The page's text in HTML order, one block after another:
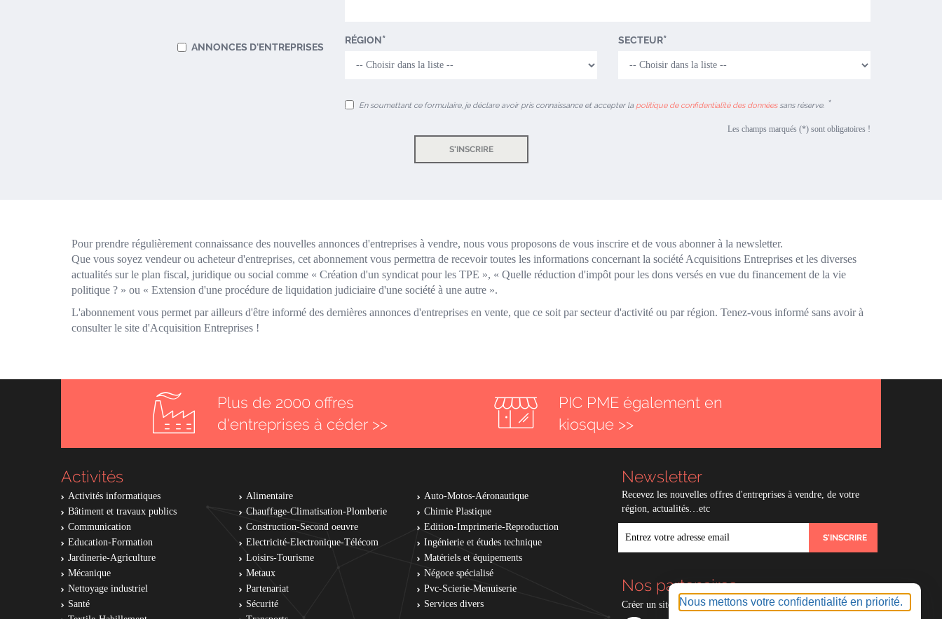
ANNONCES D'ENTREPRISES
RÉGION SECTEUR
En soumettant ce formulaire, je déclare avoir pris connaissance et accepter la politique de confidentialité des donnéessans réserve.
Les champs marqués (*) sont obligatoires !
S'INSCRIRE
Pour prendre régulièrement connaissance des nouvelles annonces d'entreprises à vendre, nous vous proposons de vous inscrire et de vous abonner à la newsletter.
Que vous soyez vendeur ou acheteur d'entreprises, cet abonnement vous permettra de recevoir toutes les informations concernant la société Acquisitions Entreprises et les diverses
actualités sur le plan fiscal, juridique ou social comme « Création d'un syndicat pour les TPE », « Quelle réduction d'impôt pour les dons versés en vue du financement de la vie
politique ? » ou « Extension d'une procédure de liquidation judiciaire d'une société à une autre ».
L'abonnement vous permet par ailleurs d'être informé des dernières annonces d'entreprises en vente, que ce soit par secteur d'activité ou par région. Tenez-vous informé sans avoir à
consulter le site d'Acquisition Entreprises !
Plus de 2000 offres
d'entreprises à céder >>
PIC PME également en
kiosque >>
Activités
Activités informatiques Alimentaire
Auto-Motos-Aéronautique
Bâtiment et travaux publics
Chauffage-Climatisation-Plomberie
Chimie Plastique
Communication
Construction-Second oeuvre
Edition-Imprimerie-Reproduction
Education-Formation
Electricité-Electronique-Télécom
Ingénierie et études technique
Jardinerie-Agriculture
Loisirs-Tourisme
Matériels et équipements
Mécanique
Metaux
Négoce spécialisé
Nettoyage industriel
Partenariat
Pvc-Scierie-Menuiserie
Santé
Sécurité
Services divers
Newsletter
Recevez les nouvelles offres d'entreprises à vendre, de votre
région, actualités…etc
Nos partenaires
Créer un site e-commerce avec Experts compables
Nous mettons votre confidentialité en priorité.